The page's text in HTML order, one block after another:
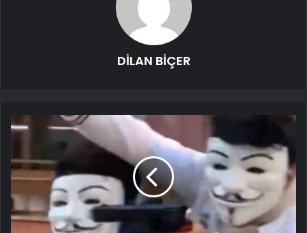
DİLAN BİÇER